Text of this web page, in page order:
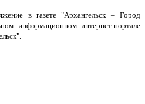
в газете "Архангельск – Город
информационном интернет-портале